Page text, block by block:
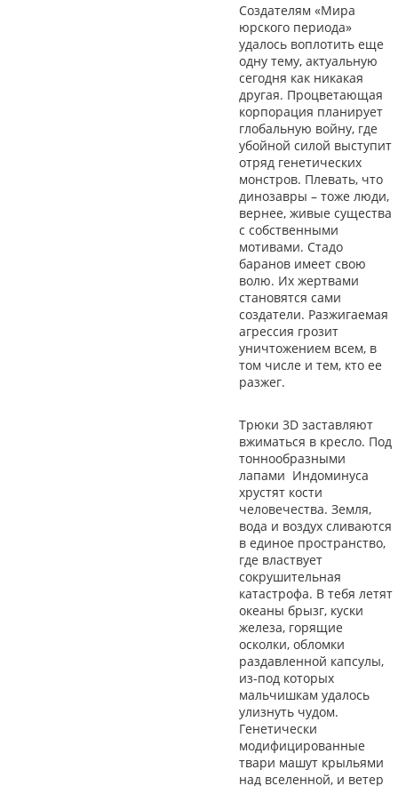
Создателям «Мира
юрского периода»
удалось воплотить еще
одну тему, актуальную
сегодня как никакая
другая. Процветающая
корпорация планирует
глобальную войну, где
убойной силой выступит
отряд генетических
монстров. Плевать, что
динозавры – тоже люди,
вернее, живые существа
с собственными
мотивами. Стадо
баранов имеет свою
волю. Их жертвами
становятся сами
создатели. Разжигаемая
агрессия грозит
уничтожением всем, в
том числе и тем, кто ее
разжег.
Трюки 3D заставляют
вжиматься в кресло. Под
тоннообразными
лапами Индоминуса
хрустят кости
человечества. Земля,
вода и воздух сливаются
в единое пространство,
где властвует
сокрушительная
катастрофа. В тебя летят
океаны брызг, куски
железа, горящие
осколки, обломки
раздавленной капсулы,
из-под которых
мальчишкам удалось
улизнуть чудом.
Генетически
модифицированные
твари машут крыльями
над вселенной, и ветер